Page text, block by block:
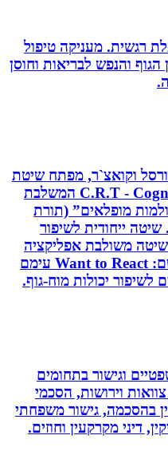
מעניקה טיפול
והנפש לבריאות וחוסן
וקואצ`ר, מפתח שיטת
C.R.T - Cognitive Reaction Training המשלבת
מופלאים” (תורת
ייחודית לשיפור
משולבת אפליקציה
ייחודית וערכה ייעודיות בשם: Want to React עימם
יכולות מוח-גוף.
בתחומים
וירושות, הסכמי
גישור משפחתי
מקרקעין וחוזים.